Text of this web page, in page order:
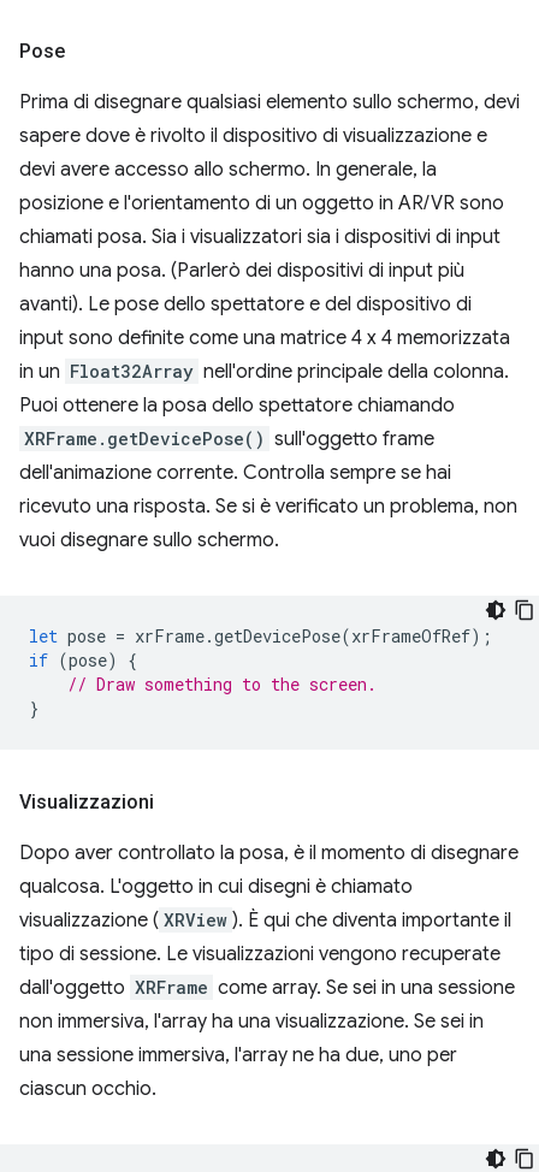
Pose
Prima di disegnare qualsiasi elemento sullo schermo, devi
sapere dove è rivolto il dispositivo di visualizzazione e
devi avere accesso allo schermo. In generale, la
posizione e l'orientamento di un oggetto in AR/VR sono
chiamati posa. Sia i visualizzatori sia i dispositivi di input
hanno una posa. (Parlerò dei dispositivi di input più
avanti). Le pose dello spettatore e del dispositivo di
input sono definite come una matrice 4 x 4 memorizzata
in un Float32Array nell'ordine principale della colonna.
Puoi ottenere la posa dello spettatore chiamando
XRFrame.getDevicePose() sull'oggetto frame
dell'animazione corrente. Controlla sempre se hai
ricevuto una risposta. Se si è verificato un problema, non
vuoi disegnare sullo schermo.
let pose = xrFrame.getDevicePose(xrFrameOfRef);
if (pose)
{
// Draw something to the screen.
}
Visualizzazioni
Dopo aver controllato la posa, è il momento di disegnare
qualcosa. L'oggetto in cui disegni è chiamato
visualizzazione ( XRView ). È qui che diventa importante il
tipo di sessione. Le visualizzazioni vengono recuperate
dall'oggetto XRFrame come array. Se sei in una sessione
non immersiva, l'array ha una visualizzazione. Se sei in
una sessione immersiva, l'array ne ha due, uno per
ciascun occhio.